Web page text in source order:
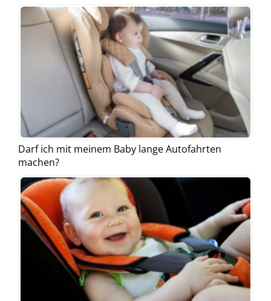
Darf ich mit meinem Baby lange Autofahrten
machen?